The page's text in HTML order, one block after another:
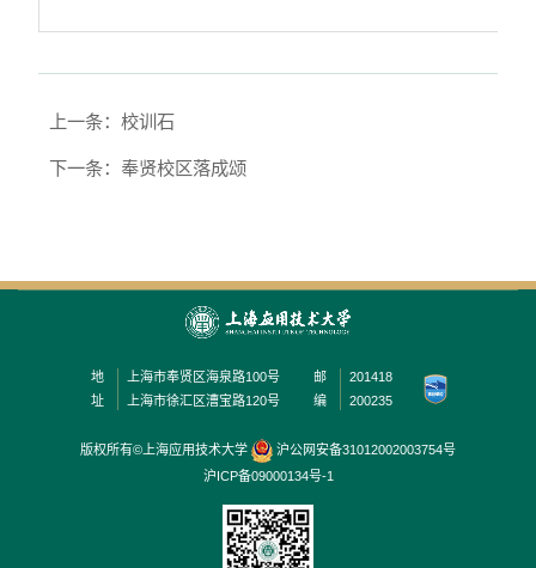
上一条：校训石
下一条：奉贤校区落成颂
地
址
上海市奉贤区海泉路100号
上海市徐汇区漕宝路120号
邮
编
201418
200235
版权所有©上海应用技术大学
沪公网安备31012002003754号
沪ICP备09000134号-1